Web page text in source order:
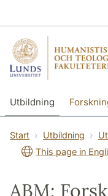
Utbildning
Start Utbildning
This page in
ABM: